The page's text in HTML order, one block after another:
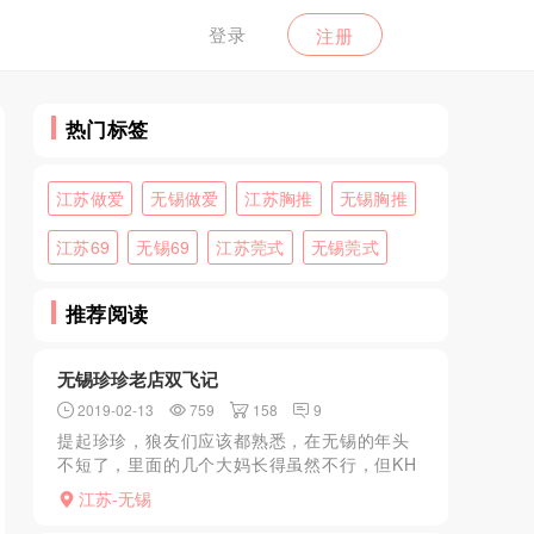
登录 注册
热门标签
江苏做爱 无锡做爱 江苏胸推 无锡胸推
江苏69 无锡69 江苏莞式 无锡莞式
推荐阅读
无锡珍珍老店双飞记
2019-02-13 759 158 9
提起珍珍，狼友们应该都熟悉，在无锡的年头
不短了，里面的几个大妈长得虽然不行，但KH
真好，走了几个又来了几个，改变的是容貌，
不变的是kb，每次去都是满意而归，特别是双
江苏-无锡